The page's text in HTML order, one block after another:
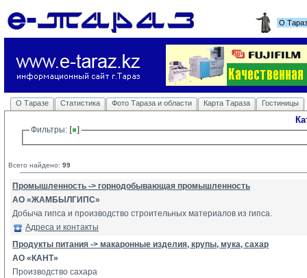
О
О Таразе Статистика Фото Тараза и области Карта Тараза Гостиницы
Фильтры:
Всего найдено: 99
Промышленность -> горнодобывающая промышленность
АО «ЖАМБЫЛГИПС»
Добыча гипса и производство строительных материалов из гипса.
Адреса и контакты
Продукты питания -> макаронные изделия, крупы, мука, сахар
АО «КАНТ»
Производство сахара